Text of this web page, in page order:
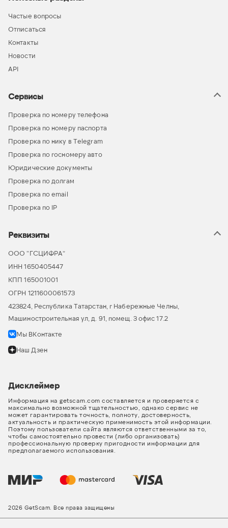
Частые вопросы
Отписаться
Контакты
Новости
API
Сервисы
Проверка по номеру телефона
Проверка по номеру паспорта
Проверка по нику в Telegram
Проверка по госномеру авто
Юридические документы
Проверка по долгам
Проверка по email
Проверка по IP
Реквизиты
ООО “ГСЦИФРА”
ИНН 1650405447
КПП 165001001
ОГРН 1211600061573
423824, Республика Татарстан, г Набережные Челны,
Машиностроительная ул, д. 91, помещ. 3 офис 17.2
Мы ВКонтакте
Наш Дзен
Дисклеймер
Информация на getscam.com составляется и проверяется с
максимально возможной тщательностью, однако сервис не
может гарантировать точность, полноту, достоверность,
актуальность и практическую применимость этой информации.
Поэтому пользователи сайта являются ответственными за то,
чтобы самостоятельно провести (либо организовать)
профессиональную проверку пригодности информации для
предполагаемого использования.
2026 GetScam. Все права защищены